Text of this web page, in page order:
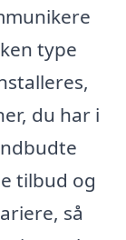
type
du har i
tilbud og
så